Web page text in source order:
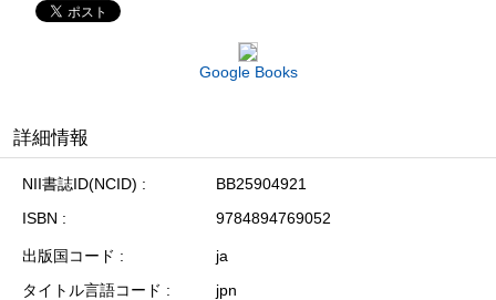
Google Books
詳細情報
NII書誌ID(NCID)
BB25904921
ISBN
9784894769052
出版国コード
ja
タイトル言語コード
jpn